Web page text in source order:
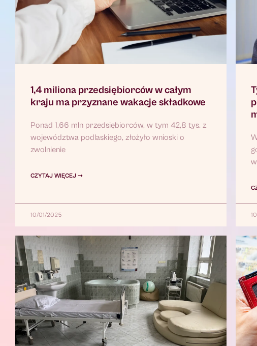
1,4 miliona przedsiębiorców w całym
kraju ma przyznane wakacje składkowe
Ponad 1,66 mln przedsiębiorców, w tym 42,8 tys. z
województwa podlaskiego, złożyło wnioski o
zwolnienie
CZYTAJ WIĘCEJ ➞
10/01/2025